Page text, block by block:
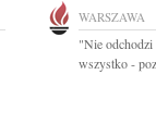
WARSZAWA
"Nie odchodzi
wszystko -